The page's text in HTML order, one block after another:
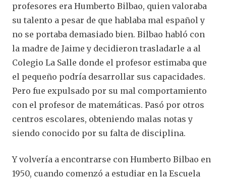
profesores era Humberto Bilbao, quien valoraba
su talento a pesar de que hablaba mal español y
no se portaba demasiado bien. Bilbao habló con
la madre de Jaime y decidieron trasladarle a al
Colegio La Salle donde el profesor estimaba que
el pequeño podría desarrollar sus capacidades.
Pero fue expulsado por su mal comportamiento
con el profesor de matemáticas. Pasó por otros
centros escolares, obteniendo malas notas y
siendo conocido por su falta de disciplina.
Y volvería a encontrarse con Humberto Bilbao en
1950, cuando comenzó a estudiar en la Escuela